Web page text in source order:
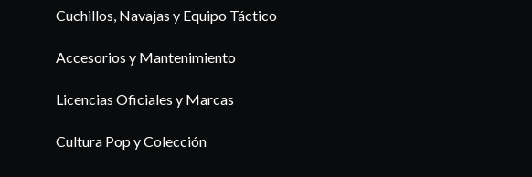
Cuchillos, Navajas y Equipo Táctico
Accesorios y Mantenimiento
Licencias Oficiales y Marcas
Cultura Pop y Colección